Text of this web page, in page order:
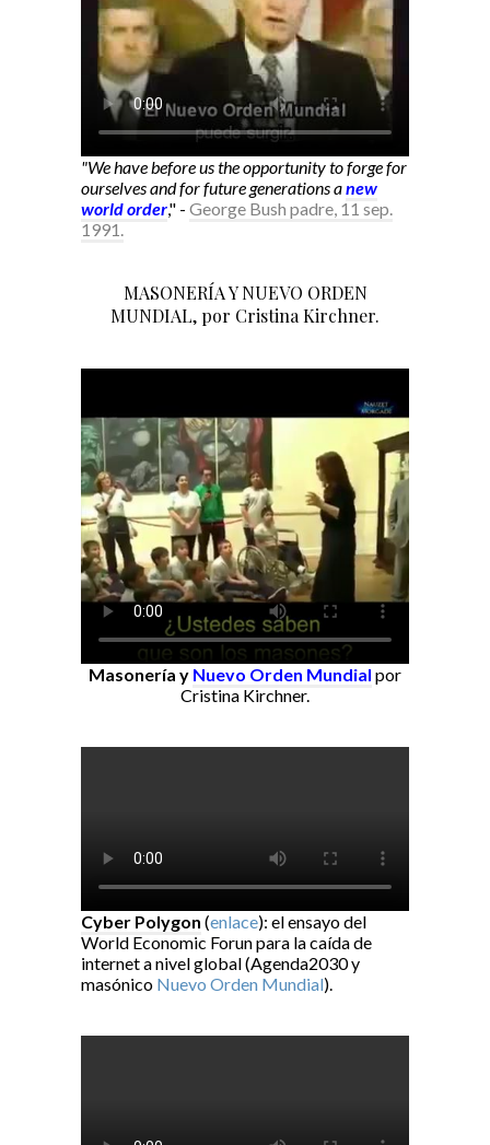
"We have before us the opportunity to forge for
ourselves and for future generations anew
world order," - George Bush padre, 11 sep.
1991.
MASONERÍA Y NUEVO ORDEN
MUNDIAL, por Cristina Kirchner.
Masonería y Nuevo Orden Mundial por
Cristina Kirchner.
Cyber Polygon (enlace): el ensayo del
World Economic Forun para la caída de
internet a nivel global (Agenda2030 y
masónico Nuevo Orden Mundial).